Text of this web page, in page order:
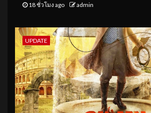
18 ชั่วโมง ago admin
UPDATE